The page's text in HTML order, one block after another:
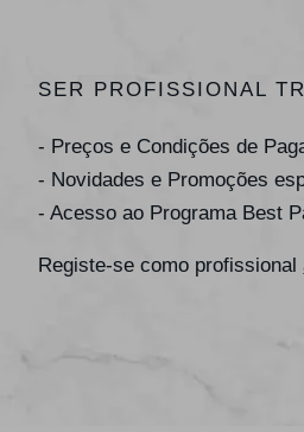
SER PROFISSIONAL
- Preços e Condições de
- Novidades e Promoções
- Acesso ao Programa Best
Registe-se como profissional